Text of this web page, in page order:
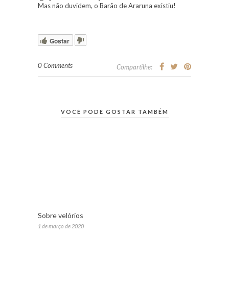
Mas não duvidem, o Barão de Araruna existiu!
Gostar
0 Comments Compartilhe:
VOCÊ PODE GOSTAR TAMBÉM
Sobre velórios
1 de março de 2020